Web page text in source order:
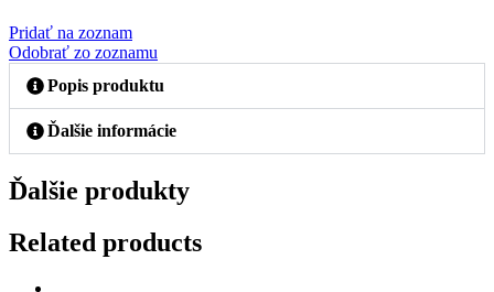
Pridať na zoznam
Odobrať zo zoznamu
Popis produktu
Ďalšie informácie
Ďalšie produkty
Related products